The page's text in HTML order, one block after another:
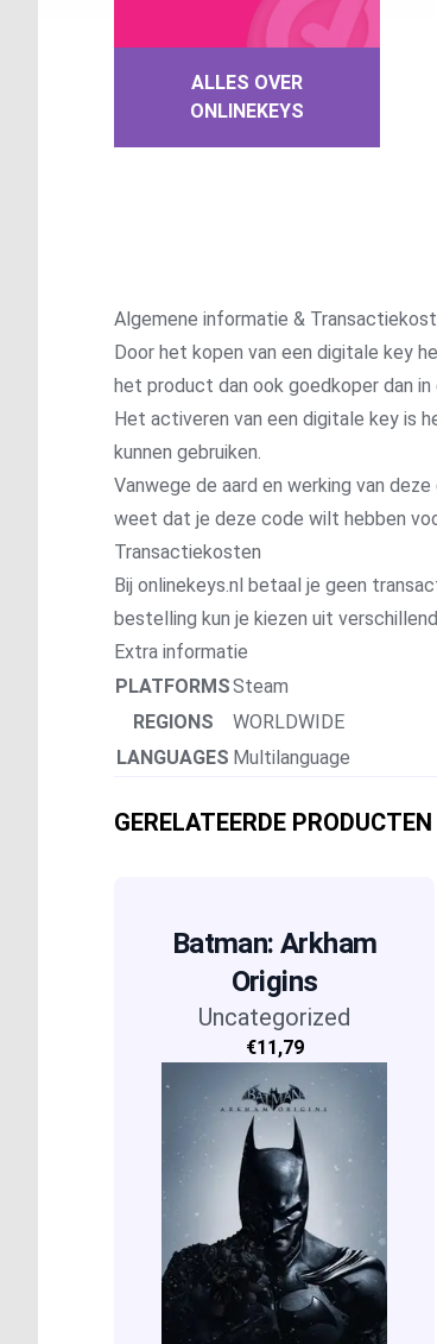
ALLES OVER
ONLINEKEYS
Algemene informatie &
Door het kopen van een digitale key
het product dan ook goedkoper dan
Het activeren van een digitale key is
kunnen gebruiken.
Vanwege de aard en werking van
weet dat je deze code wilt hebben
Transactiekosten
Bij onlinekeys.nl betaal je geen
bestelling kun je kiezen uit
Extra informatie
PLATFORMSSteam
REGIONS
WORLDWIDE
LANGUAGES Multilanguage
GERELATEERDE PRODUCTEN
Batman: Arkham
Origins
Uncategorized
€11,79